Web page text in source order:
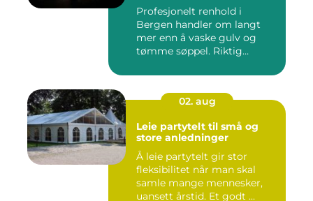
Profesjonelt renhold i
Bergen handler om langt
mer enn å vaske gulv og
tømme søppel. Riktig
02. aug
Leie partytelt til små og
store anledninger
Å leie partytelt gir stor
fleksibilitet når man skal
samle mange mennesker,
uansett årstid. Et godt ...